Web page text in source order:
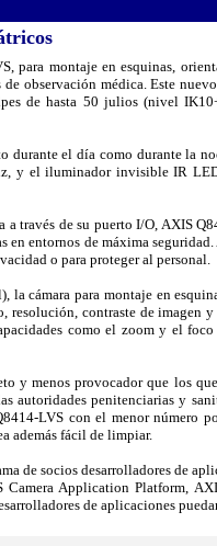
para montaje en esquinas,
observación médica. Este
de hasta 50 julios (nivel
durante el día como durante la
y el iluminador invisible IR
través de su puerto I/O, AXIS
entornos de máxima seguridad.
o para proteger al personal.
cámara para montaje en
resolución, contraste de imagen
como el zoom y el foco
y menos provocador que los
autoridades penitenciarias y
LVS con el menor número
además fácil de limpiar.
de socios desarrolladores de
Camera Application Platform,
de aplicaciones